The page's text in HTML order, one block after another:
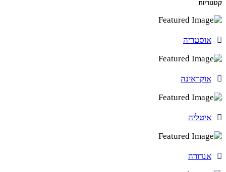
קטגוריות
אוסטריה
אוקראינה
איטליה
אנדורה